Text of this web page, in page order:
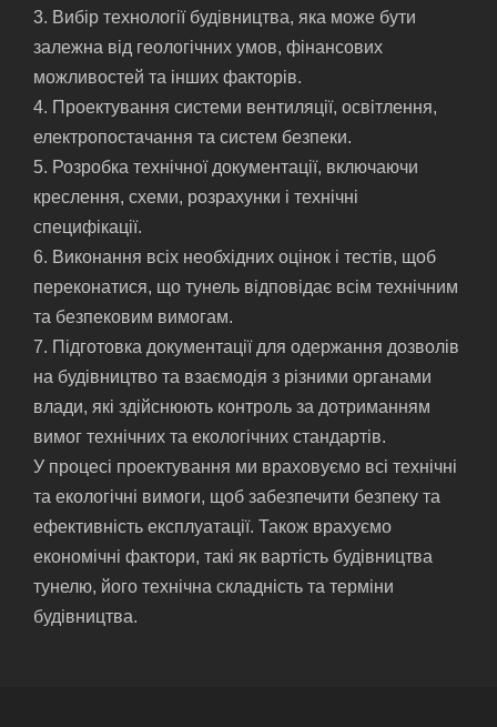
3. Вибір технології будівництва, яка може бути
залежна від геологічних умов, фінансових
можливостей та інших факторів.
4. Проектування системи вентиляції, освітлення,
електропостачання та систем безпеки.
5. Розробка технічної документації, включаючи
креслення, схеми, розрахунки і технічні
специфікації.
6. Виконання всіх необхідних оцінок і тестів, щоб
переконатися, що тунель відповідає всім технічним
та безпековим вимогам.
7. Підготовка документації для одержання дозволів
на будівництво та взаємодія з різними органами
влади, які здійснюють контроль за дотриманням
вимог технічних та екологічних стандартів.
У процесі проектування ми враховуємо всі технічні
та екологічні вимоги, щоб забезпечити безпеку та
ефективність експлуатації. Також врахуємо
економічні фактори, такі як вартість будівництва
тунелю, його технічна складність та терміни
будівництва.